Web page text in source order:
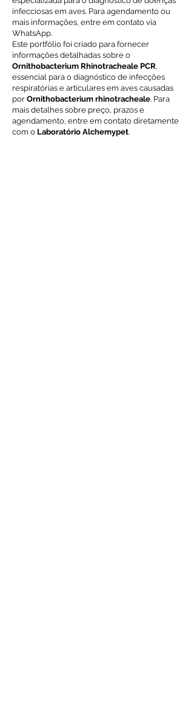
infecciosas em aves. Para agendamento ou
mais informações, entre em contato via
WhatsApp.
Este portfólio foi criado para fornecer
informações detalhadas sobre o
Ornithobacterium Rhinotracheale PCR,
essencial para o diagnóstico de infecções
respiratórias e articulares em aves causadas
por Ornithobacterium rhinotracheale. Para
mais detalhes sobre preço, prazos e
agendamento, entre em contato diretamente
com o Laboratório Alchemypet.